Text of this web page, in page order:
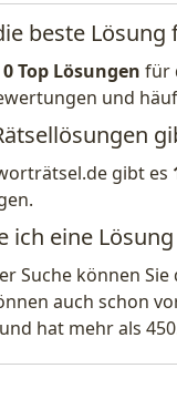
beste Lösung
0 Top Lösungen für
und
gibt es
ich eine
Suche können
auch schon
hat mehr als